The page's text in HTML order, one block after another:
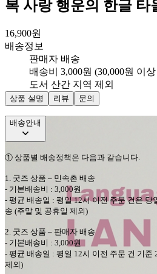
복 사랑 행운의 한글 타
16,900원
배송정보
판매자 배송
배송비 3,000원 (30,000원 이
도서 산간 지역 제외
상품 설명 리뷰 문의
배송안내
① 상품별 배송정책은 다음과 같습니다
1. 굿즈 상품 – 민속촌 배송
- 기본배송비 : 3,000원
- 평균 배송일 : 평일12시 이전 주문 건은 당
송 (주말 및 공휴일 제외)
2. 굿즈 상품 – 판매자 배송
- 기본배송비 : 3,000원
- 평균 배송일 : 평일 12시 이전 주문 건 기준
제외)